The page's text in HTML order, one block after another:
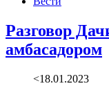
Разговор
амбасадором
<18.01.2023